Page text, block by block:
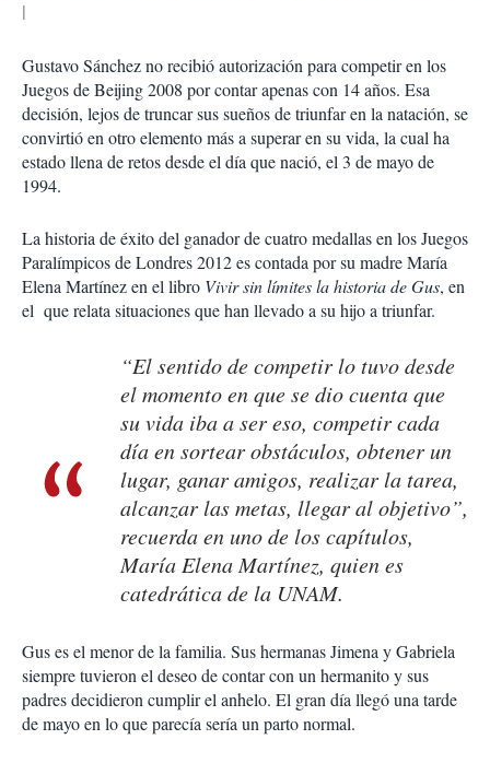
Gustavo Sánchez no recibió autorización para competir en los
Juegos de Beijing 2008 por contar apenas con 14 años. Esa
decisión, lejos de truncar sus sueños de triunfar en la natación, se
convirtió en otro elemento más a superar en su vida, la cual ha
estado llena de retos desde el día que nació, el 3 de mayo de
1994.
La historia de éxito del ganador de cuatro medallas en los Juegos
Paralímpicos de Londres 2012 es contada por su madre María
Elena Martínez en el libro Vivir sin límites la historia de Gus, en
el que relata situaciones que han llevado a su hijo a triunfar.
“El sentido de competir lo tuvo desde
el momento en que se dio cuenta que
su vida iba a ser eso, competir cada
día en sortear obstáculos, obtener un
lugar, ganar amigos, realizar la tarea,
alcanzar las metas, llegar al objetivo”,
recuerda en uno de los capítulos,
María Elena Martínez, quien es
catedrática de la UNAM.
Gus es el menor de la familia. Sus hermanas Jimena y Gabriela
siempre tuvieron el deseo de contar con un hermanito y sus
padres decidieron cumplir el anhelo. El gran día llegó una tarde
de mayo en lo que parecía sería un parto normal.